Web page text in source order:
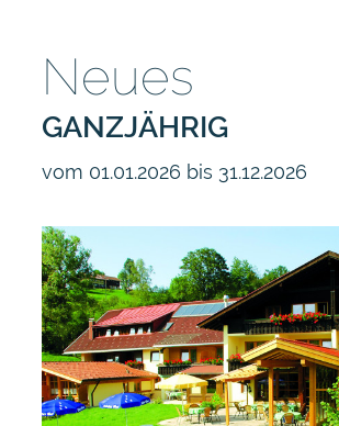
Neues
GANZJÄHRIG
vom 01.01.2026 bis 31.12.2026